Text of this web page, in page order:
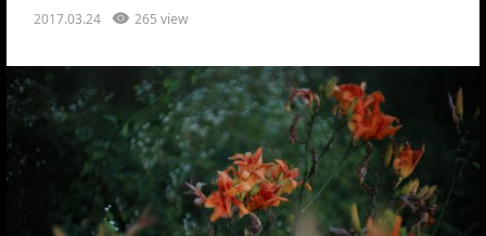
2017.03.24 265 view